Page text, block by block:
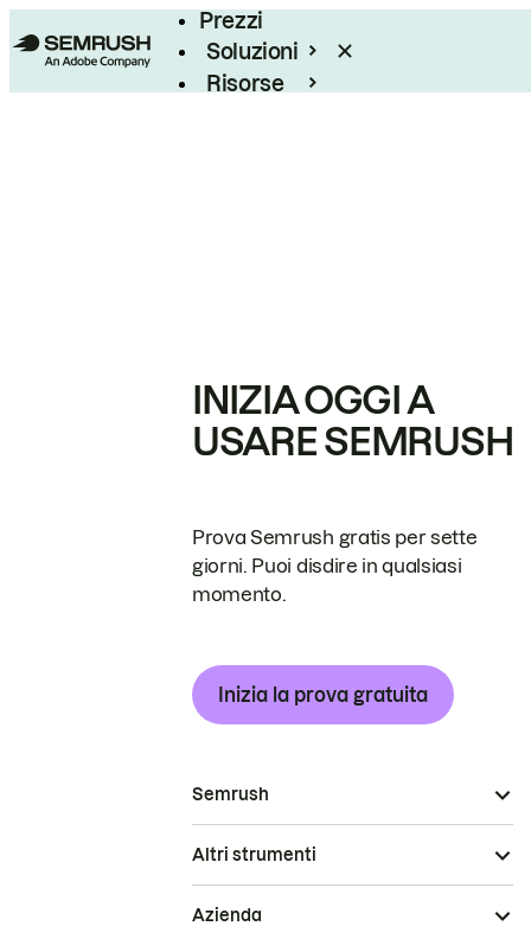
Prezzi
Soluzioni
Risorse
INIZIA OGGI A
USARE SEMRUSH
Prova Semrush gratis per sette
giorni. Puoi disdire in qualsiasi
momento.
Inizia la prova gratuita
Semrush
Altri strumenti
Azienda